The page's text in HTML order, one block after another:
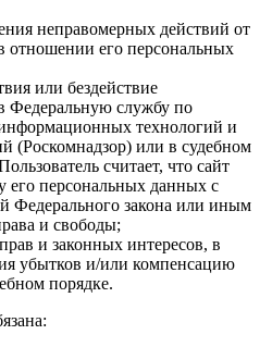
неправомерных действий от
отношении его персональных
или бездействие
Федеральную службу по
технологий и
(Роскомнадзор) или в судебном
считает, что сайт
его персональных данных с
Федерального закона или иным
и свободы;
и законных интересов, в
убытков и/или компенсацию
порядке.